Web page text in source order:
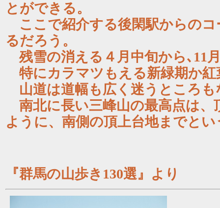
とができる。
ここで紹介する後閑駅からの
るだろう。
残雪の消える４月中旬から､11
特にカラマツもえる新緑期か
山道は道幅も広く迷うところも
南北に長い三峰山の最高点は、
ように、南側の頂上台地までと
『群馬の山歩き130選』より